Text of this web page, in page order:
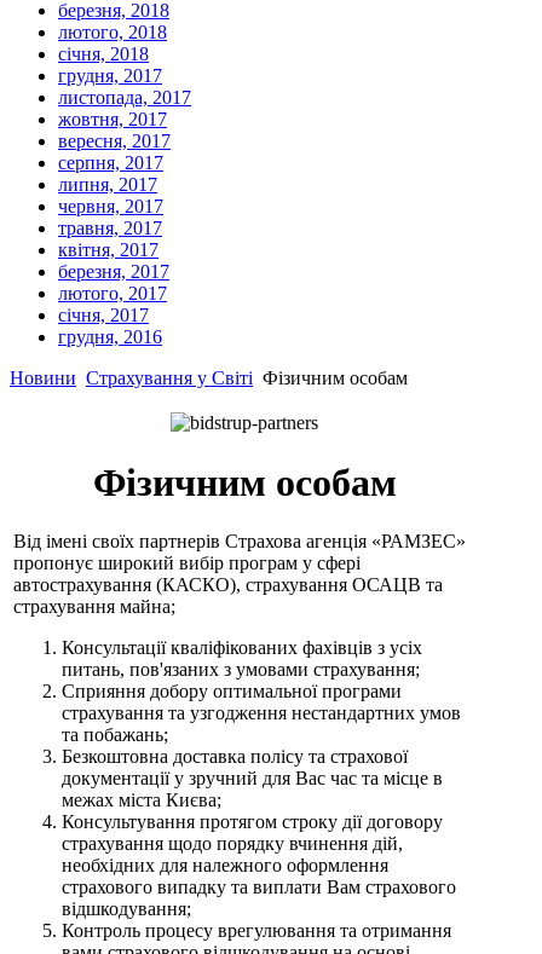
березня, 2018
лютого, 2018
січня, 2018
грудня, 2017
листопада, 2017
жовтня, 2017
вересня, 2017
серпня, 2017
липня, 2017
червня, 2017
травня, 2017
квітня, 2017
березня, 2017
лютого, 2017
січня, 2017
грудня, 2016
Новини Страхування у Світі Фізичним особам
Фізичним особам
Від імені своїх партнерів Страхова агенція «РАМЗЕС»
пропонує широкий вибір програм у сфері
автострахування (КАСКО), страхування ОСАЦВ та
страхування майна;
Консультації кваліфікованих фахівців з усіх
питань, пов'язаних з умовами страхування;
Сприяння добору оптимальної програми
страхування та узгодження нестандартних умов
та побажань;
Безкоштовна доставка полісу та страхової
документації у зручний для Вас час та місце в
межах міста Києва;
Консультування протягом строку дії договору
страхування щодо порядку вчинення дій,
необхідних для належного оформлення
страхового випадку та виплати Вам страхового
відшкодування;
Контроль процесу врегулювання та отримання